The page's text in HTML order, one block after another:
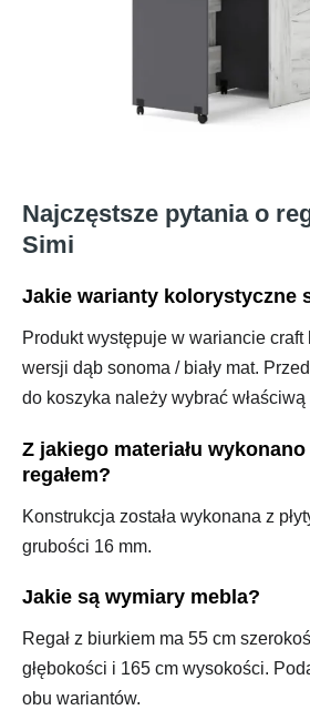
Najczęstsze pytania o
Simi
Jakie warianty kolorystyczne
Produkt występuje w wariancie craft
wersji dąb sonoma / biały mat.
do koszyka należy wybrać
Z jakiego materiału
regałem?
Konstrukcja została wykonana z
grubości 16 mm.
Jakie są wymiary mebla?
Regał z biurkiem ma 55 cm
głębokości i 165 cm wysokości.
obu wariantów.